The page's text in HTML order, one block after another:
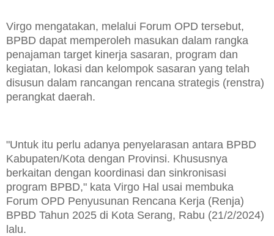
Virgo mengatakan, melalui Forum OPD tersebut,
BPBD dapat memperoleh masukan dalam rangka
penajaman target kinerja sasaran, program dan
kegiatan, lokasi dan kelompok sasaran yang telah
disusun dalam rancangan rencana strategis (renstra)
perangkat daerah.
"Untuk itu perlu adanya penyelarasan antara BPBD
Kabupaten/Kota dengan Provinsi. Khususnya
berkaitan dengan koordinasi dan sinkronisasi
program BPBD," kata Virgo Hal usai membuka
Forum OPD Penyusunan Rencana Kerja (Renja)
BPBD Tahun 2025 di Kota Serang, Rabu (21/2/2024)
lalu.